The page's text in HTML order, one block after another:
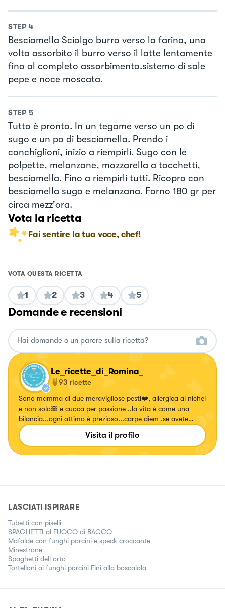
STEP 4
Besciamella Sciolgo burro verso la farina, una
volta assorbito il burro verso il latte lentamente
fino al completo assorbimento.sistemo di sale
pepe e noce moscata.
STEP 5
Tutto è pronto. In un tegame verso un po di
sugo e un po di besciamella. Prendo i
conchiglioni, inizio a riempirli. Sugo con le
polpette, melanzane, mozzarella a tocchetti,
besciamella. Fino a riempirli tutti. Ricopro con
besciamella sugo e melanzana. Forno 180 gr per
circa mezz'ora.
Vota la ricetta
Fai sentire la tua voce, chef!
VOTA QUESTA RICETTA
1 2 3 4 5
Domande e recensioni
Le_ricette_di_Romina_
93 ricette
Sono mamma di due meravigliose pesti❤️, allergica al nichel
e non solo🙈 e cuoca per passione ..la vita è come una
bilancia...ogni attimo è prezioso...carpe diem .se avete
voglia seguite le mie pagine vi aspetto ❤️
Visita il profilo
LASCIATI ISPIRARE
Tubetti con piselli
SPAGHETTI al FUOCO di BACCO
Mafalde con funghi porcini e speck croccante
Minestrone
Spaghetti dell orto
Tortelloni ai funghi porcini Fini alla boscaiola